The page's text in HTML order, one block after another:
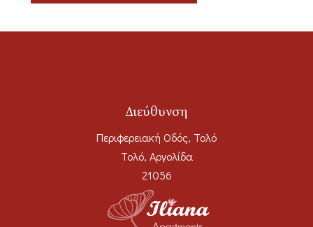
Διεύθυνση
Περιφερειακή Οδός, Τολό
Τολό, Αργολίδα
21056